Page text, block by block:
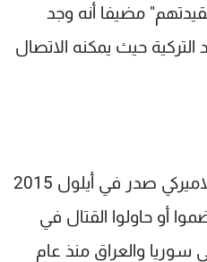
مضيفا أنه وجد
حيث يمكنه الاتصال
وبحسب تقرير للكونغرس الاميركي صدر في أيلول 2015
أميركيا إنضموا أو حاولوا القتال في
سوريا والعراق منذ عام